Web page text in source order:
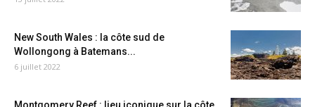
New South Wales : la côte sud de
Wollongong à Batemans...
6 juillet 2022